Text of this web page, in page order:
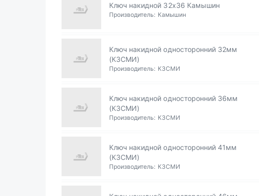
Ключ накидной 32х36 Камышин
Производитель: Камышин
Ключ накидной односторонний 32мм
(КЗСМИ)
Производитель: КЗСМИ
Ключ накидной односторонний 36мм
(КЗСМИ)
Производитель: КЗСМИ
Ключ накидной односторонний 41мм
(КЗСМИ)
Производитель: КЗСМИ